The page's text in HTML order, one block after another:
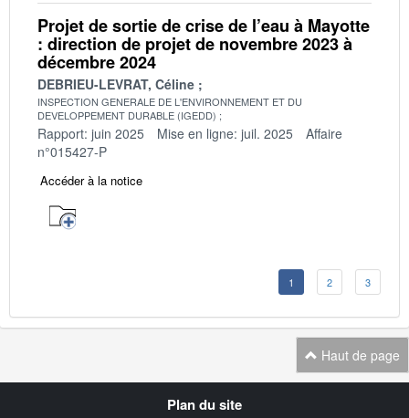
Projet de sortie de crise de l’eau à Mayotte
: direction de projet de novembre 2023 à
décembre 2024
DEBRIEU-LEVRAT, Céline
INSPECTION GENERALE DE L'ENVIRONNEMENT ET DU
DEVELOPPEMENT DURABLE (IGEDD)
Rapport: juin 2025 Mise en ligne: juil. 2025
Affaire
n°015427-P
Accéder à la notice
1 2 3
Haut de page
Plan du site